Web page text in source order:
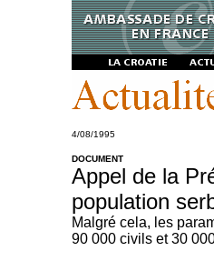
4/08/1995
DOCUMENT
Appel de la
population
Malgré cela, les
90 000 civils et 30